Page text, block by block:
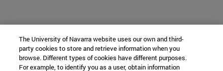
The University of Navarra website uses our own and third-
party cookies to store and retrieve information when you
browse. Different types of cookies have different purposes.
For example, to identify you as a user, obtain information